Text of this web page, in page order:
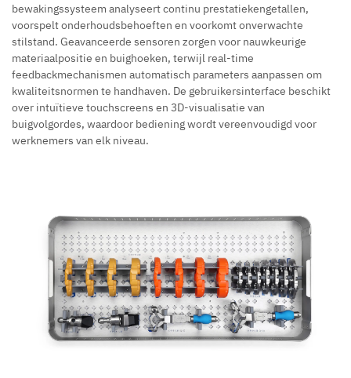
bewakingssysteem analyseert continu prestatiekengetallen,
voorspelt onderhoudsbehoeften en voorkomt onverwachte
stilstand. Geavanceerde sensoren zorgen voor nauwkeurige
materiaalpositie en buighoeken, terwijl real-time
feedbackmechanismen automatisch parameters aanpassen om
kwaliteitsnormen te handhaven. De gebruikersinterface beschikt
over intuïtieve touchscreens en 3D-visualisatie van
buigvolgordes, waardoor bediening wordt vereenvoudigd voor
werknemers van elk niveau.